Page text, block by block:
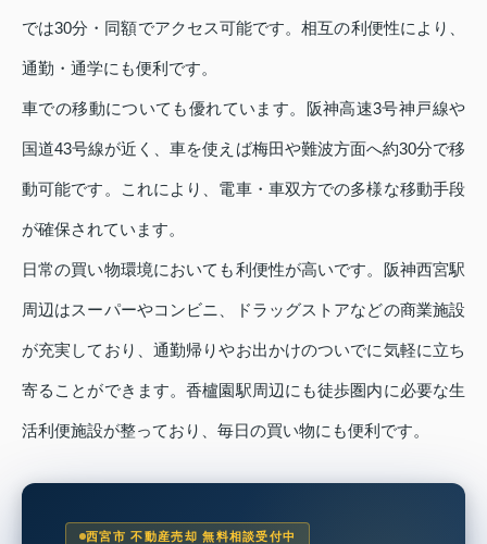
では30分・同額でアクセス可能です。相互の利便性により、
通勤・通学にも便利です。
車での移動についても優れています。阪神高速3号神戸線や
国道43号線が近く、車を使えば梅田や難波方面へ約30分で移
動可能です。これにより、電車・車双方での多様な移動手段
が確保されています。
日常の買い物環境においても利便性が高いです。阪神西宮駅
周辺はスーパーやコンビニ、ドラッグストアなどの商業施設
が充実しており、通勤帰りやお出かけのついでに気軽に立ち
寄ることができます。香櫨園駅周辺にも徒歩圏内に必要な生
活利便施設が整っており、毎日の買い物にも便利です。
西宮市 不動産売却 無料相談受付中